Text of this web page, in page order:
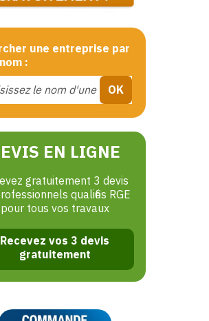
une entreprise par
:
EN LIGNE
gratuitement 3 devis
qualifiés RGE
pour tous vos travaux
Recevez vos 3 devis
gratuitement